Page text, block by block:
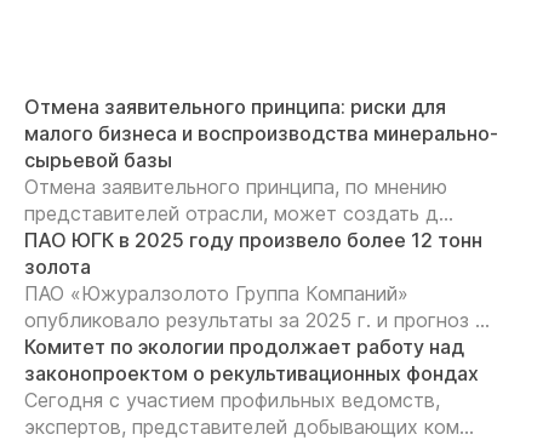
Отмена заявительного принципа: риски для
малого бизнеса и воспроизводства минерально-
сырьевой базы
Отмена заявительного принципа, по мнению
представителей отрасли, может создать д...
ПАО ЮГК в 2025 году произвело более 12 тонн
золота
ПАО «Южуралзолото Группа Компаний»
опубликовало результаты за 2025 г. и прогноз ...
Комитет по экологии продолжает работу над
законопроектом о рекультивационных фондах
Сегодня с участием профильных ведомств,
экспертов, представителей добывающих ком...